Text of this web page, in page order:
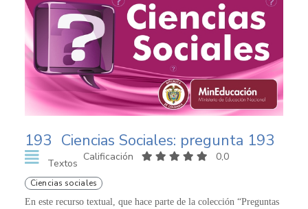
193 Ciencias Sociales: pregunta 193
Textos
Calificación 0,0
Ciencias sociales
En este recurso textual, que hace parte de la colección “Preguntas